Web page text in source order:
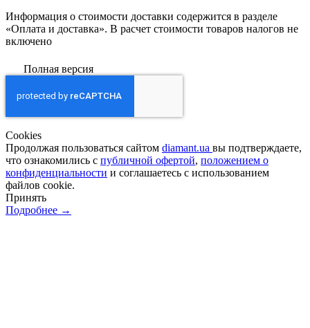
Информация о стоимости доставки содержится в разделе
«Оплата и доставка». В расчет стоимости товаров налогов не
включено
Полная версия
Сookies
Продолжая пользоваться сайтом diamant.ua вы подтверждаете,
что ознакомились с публичной офертой, положением о
конфиденциальности и соглашаетесь с использованием
файлов cookie.
Принять
Подробнее →